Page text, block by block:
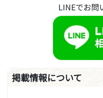
LINEでお問
掲載情報について